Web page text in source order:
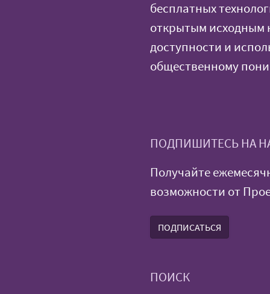
бесплатных
открытым исходным
доступности и
общественному
ПОДПИШИТЕСЬ НА
Получайте
возможности от
ПОДПИСАТЬСЯ
ПОИСК